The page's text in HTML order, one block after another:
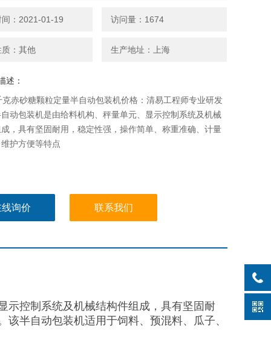
间：2021-01-19 访问量：1674
质：其他 生产地址：上海
述：
赤砂糖颗粒定量半自动包装机价格：清易工程师专业研发
动包装机是由给料机构、秤量单元、显示控制系统及机械
，具有坚固耐用，稳定性强，操作简单、称重准确、计量
护方便等特点
询价 联系我们
示控制系统及机械结构件组成，具有坚固耐
半自动包装机适用于饲料、预混料、瓜子、